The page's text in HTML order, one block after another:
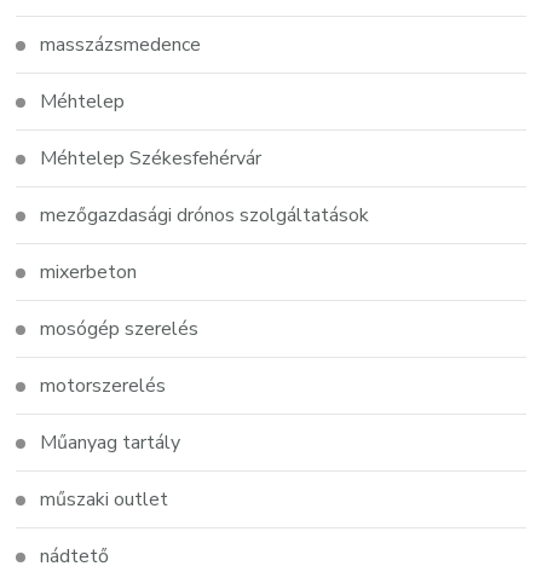
masszázsmedence
Méhtelep
Méhtelep Székesfehérvár
mezőgazdasági drónos szolgáltatások
mixerbeton
mosógép szerelés
motorszerelés
Műanyag tartály
műszaki outlet
nádtető